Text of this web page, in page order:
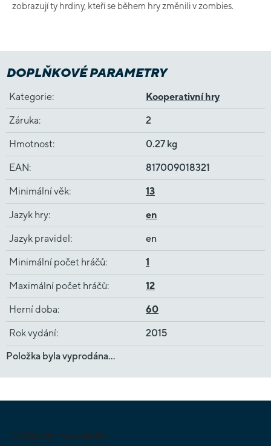
zobrazují ty hrdiny, kteří se během hry změnili v zombies.
DOPLŇKOVÉ PARAMETRY
Kategorie: Kooperativní hry
Záruka: 2
Hmotnost: 0.27 kg
EAN: 817009018321
Minimální věk: 13
Jazyk hry: en
Jazyk pravidel : en
Minimální počet hráčů: 1
Maximální počet hráčů: 12
Herní doba: 60
Rok vydání:
2015
Položka byla vyprodána…
Odebírat newsletter